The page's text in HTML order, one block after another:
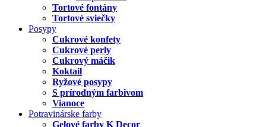
Tortové fontány
Tortové sviečky
Posypy
Cukrové konfety
Cukrové perly
Cukrový máčik
Koktail
Ryžové posypy
S prírodným farbivom
Vianoce
Potravinárske farby
Gelové farby K Decor